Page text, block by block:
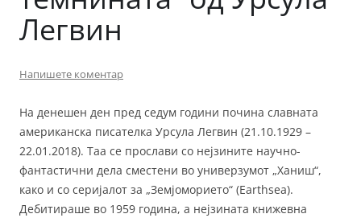
Легвин
Напишете коментар
На денешен ден пред седум години почина славната
американска писателка Урсула Легвин (21.10.1929 –
22.01.2018). Таа се прослави со нејзините научно-
фантастични дела сместени во универзумот „Ханиш“,
како и со серијалот за „Земјоморието“ (Earthsea).
Дебитираше во 1959 година, а нејзината книжевна